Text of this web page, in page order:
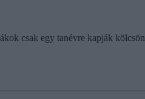
csak egy tanévre kapják